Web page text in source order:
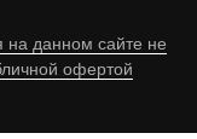
данном сайте не
офертой